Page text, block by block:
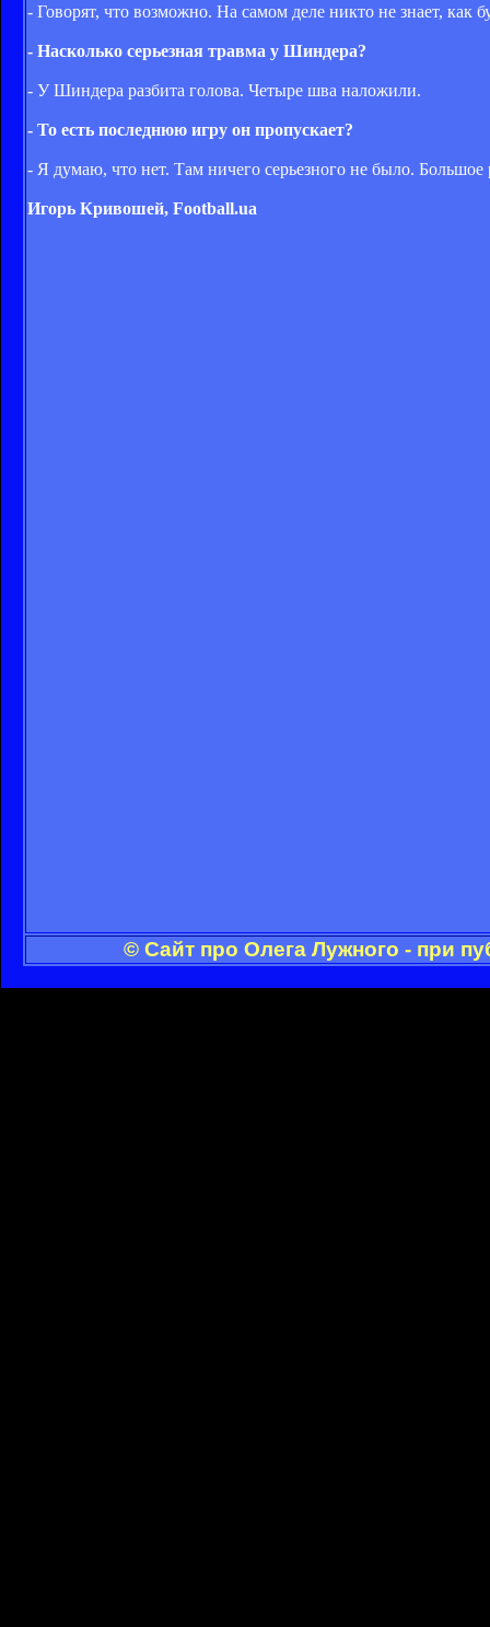
- Говорят, что возможно. На самом деле никто не знает, как
- Насколько серьезная травма у Шиндера?
- У Шиндера разбита голова. Четыре шва наложили.
- То есть последнюю игру он пропускает?
- Я думаю, что нет. Там ничего серьезного не было. Большое
Игорь Кривошей, Football.ua
© Сайт про Олега Лужного - при